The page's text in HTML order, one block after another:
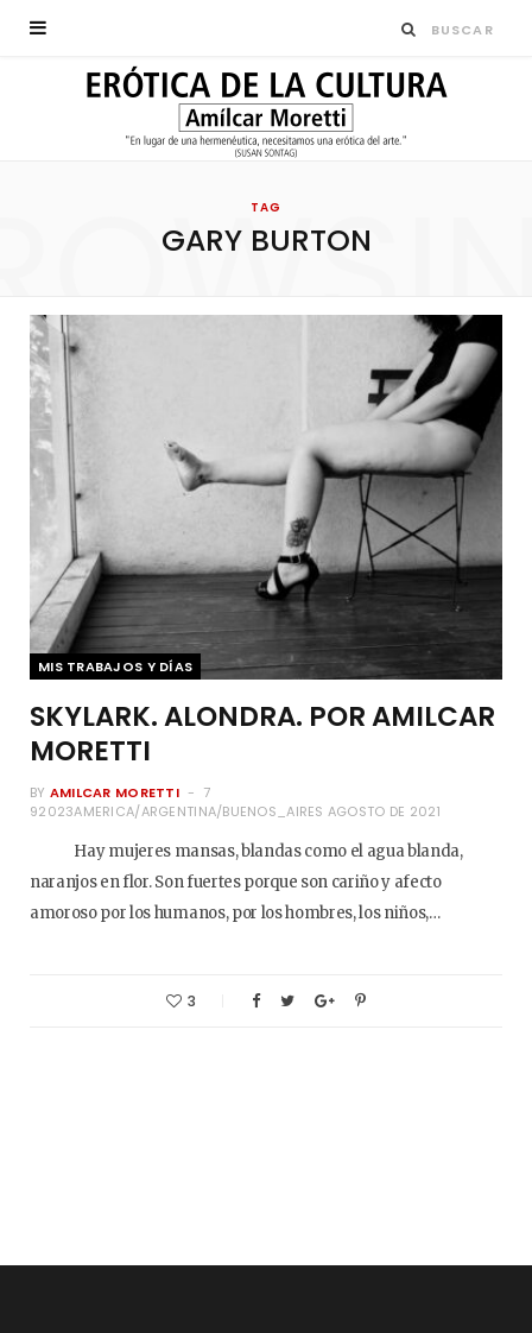
TAG
GARY BURTON
MIS TRABAJOS Y DÍAS
SKYLARK. ALONDRA. POR AMILCAR
MORETTI
BY AMILCAR MORETTI
7
92023AMERICA/ARGENTINA/BUENOS_AIRES AGOSTO DE 2021
Hay mujeres mansas, blandas como el agua blanda,
naranjos en flor. Son fuertes porque son cariño y afecto
amoroso por los humanos, por los hombres, los niños,…
3